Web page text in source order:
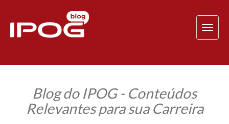
Blog do IPOG - Conteúdos
Relevantes para sua Carreira